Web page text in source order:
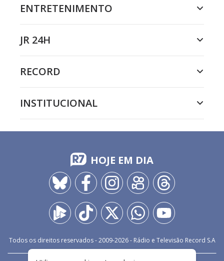
ENTRETENIMENTO
JR 24H
RECORD
INSTITUCIONAL
HOJE EM DIA
Todos os direitos reservados - 2009-2026- Rádio e Televisão Record S.A